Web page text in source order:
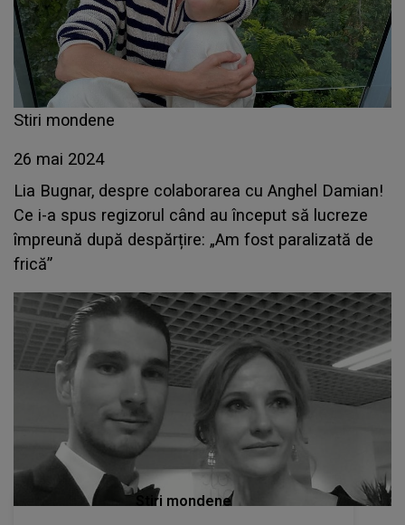
Stiri mondene
26 mai 2024
Lia Bugnar, despre colaborarea cu Anghel Damian!
Ce i-a spus regizorul când au început să lucreze
împreună după despărțire: „Am fost paralizată de
frică”
Stiri mondene